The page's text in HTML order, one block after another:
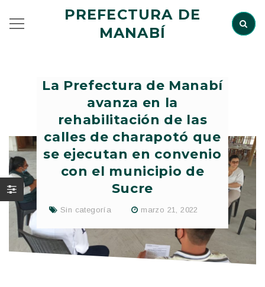
PREFECTURA DE
MANABÍ
La Prefectura de Manabí
avanza en la
rehabilitación de las
calles de charapotó que
se ejecutan en convenio
con el municipio de
Sucre
Sin categoría marzo 21, 2022